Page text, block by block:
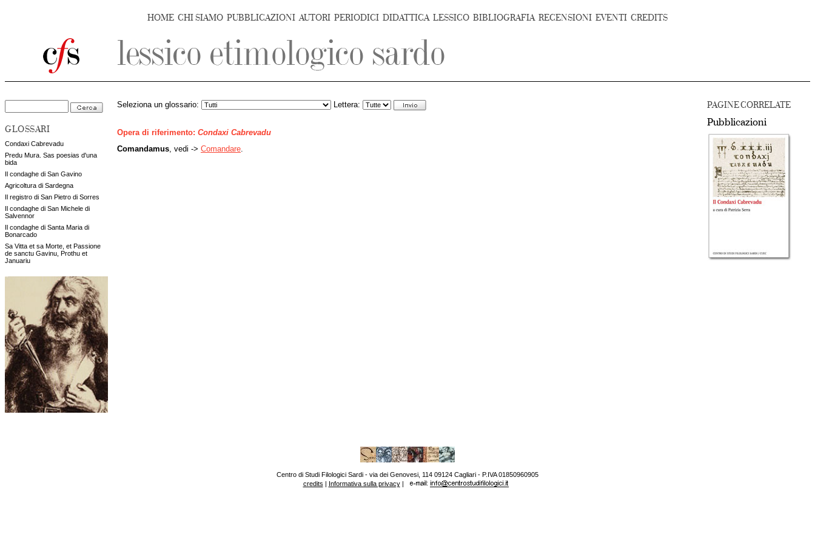
HOME CHI SIAMO PUBBLICAZIONI AUTORI PERIODICI DIDATTICA LESSICO BIBLIOGRAFIA RECENSIONI EVENTI CREDITS
GLOSSARI
Condaxi Cabrevadu
Predu Mura. Sas poesias d'una
bida
Il condaghe di San Gavino
Agricoltura di Sardegna
Il registro di San Pietro di Sorres
Il condaghe di San Michele di
Salvennor
Il condaghe di Santa Maria di
Bonarcado
Sa Vitta et sa Morte, et Passione
de sanctu Gavinu, Prothu et
Januariu
PAGINE CORRELATE
Pubblicazioni
Seleziona un glossario: Lettera:
Opera di riferimento: Condaxi Cabrevadu
Comandamus , vedi -> Comandare
Centro di Studi Filologici Sardi - via dei Genovesi, 114 09124 Cagliari - P.IVA 01850960905
credits | Informativa sulla privacy|